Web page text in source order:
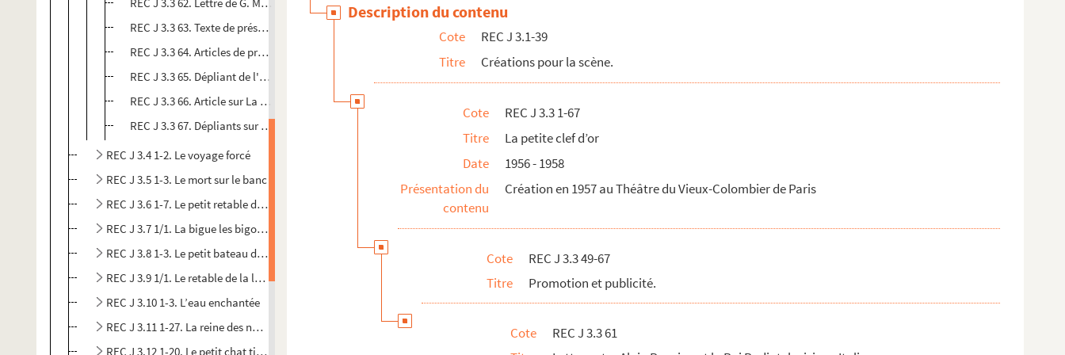
REC J 3.3 63. Texte de présentation du Théâtre Martin Martine, s.d.
REC J 3.3 64. Articles de presse sur la représentation La clef d'or
REC J 3.3 65. Dépliant de l'association Travail et culture annonçant La clef d'or
REC J 3.3 66. Article sur La clef d'or dans la revue Bonnes soirées
REC J 3.3 67. Dépliants sur le Théâtre Martin Martine avec cartons d'invitation pour La clef d'or, s.d.
REC J 3.4 1-2. Le voyage forcé
REC J 3.5 1-3. Le mort sur le banc
REC J 3.6 1-7. Le petit retable de Don Cristobal
REC J 3.7 1/1. La bigue les bigots et le loup
REC J 3.8 1-3. Le petit bateau de papier
REC J 3.9 1/1. Le retable de la liberté de Mélisandre
REC J 3.10 1-3. L’eau enchantée
REC J 3.11 1-27. La reine des neiges
REC J 3.12 1-20. Le petit chat timide
Description du contenu
Cote
REC J 3.1-39
Titre
Créations pour la scène.
Cote
REC J 3.3 1-67
Titre
La petite clef d’or
Date
1956 - 1958
Présentation du
contenu
Création en 1957 au Théâtre du Vieux-Colombier de Paris
Cote
REC J 3.3 49-67
Titre
Promotion et publicité.
Cote
REC J 3.3 61